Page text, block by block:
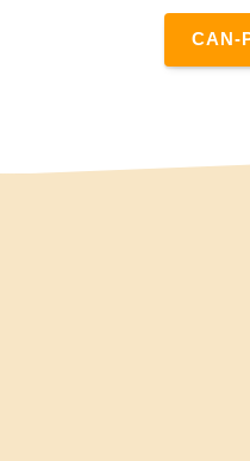
CAN-